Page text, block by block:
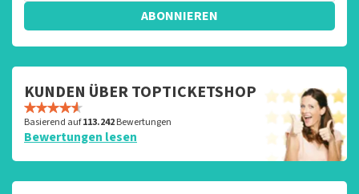
ABONNIEREN
KUNDEN ÜBER TOPTICKETSHOP
Basierend auf113.242Bewertungen
Bewertungen lesen